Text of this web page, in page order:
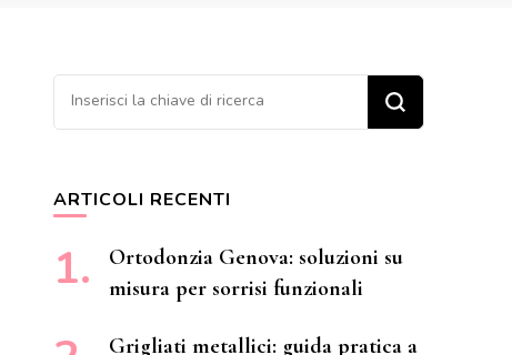
Cerchi qualcosa?
ARTICOLI RECENTI
Ortodonzia Genova: soluzioni su
misura per sorrisi funzionali
Grigliati metallici: guida pratica a